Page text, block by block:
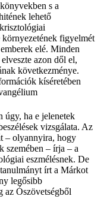
s a
lehető
környezetének figyelmét
elé. Minden
azon dől el,
következménye.
kíséretében
úgy, ha e jelenetek
vizsgálata. Az
– olyannyira, hogy
szemében – írja – a
eszmélésnek. De
írt a Márkot
legősibb
az Ószövetségből